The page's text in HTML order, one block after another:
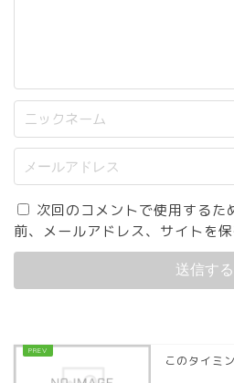
次回のコメントで使用するた
前、メールアドレス、サイトを保
このタイミ